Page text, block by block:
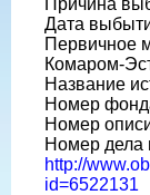
Причина
Дата
Первичное
Комаром-
Название
Номер
Номер
Номер дела
http://
id=6522131